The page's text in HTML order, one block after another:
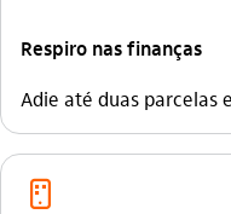
Respiro nas finanças
Adie até duas parcelas
aplicativos_outline